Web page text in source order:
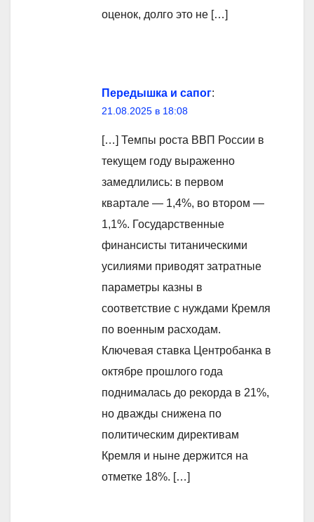
оценок, долго это не […]
Передышка и сапог:
21.08.2025 в 18:08
[…] Темпы роста ВВП России в
текущем году выраженно
замедлились: в первом
квартале — 1,4%, во втором —
1,1%. Государственные
финансисты титаническими
усилиями приводят затратные
параметры казны в
соответствие с нуждами Кремля
по военным расходам.
Ключевая ставка Центробанка в
октябре прошлого года
поднималась до рекорда в 21%,
но дважды снижена по
политическим директивам
Кремля и ныне держится на
отметке 18%. […]